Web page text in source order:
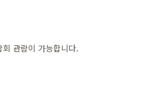
관람이 가능합니다.